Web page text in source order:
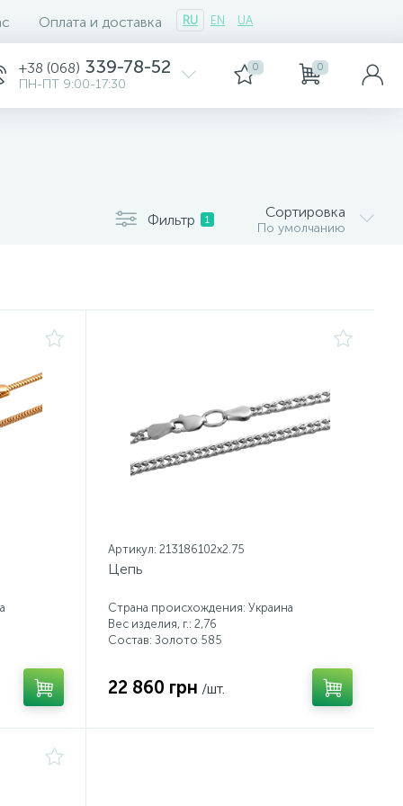
Оплата и доставка RU EN UA
+38 (068) 339-78-52
ПН-ПТ 9:00-17:30
0 0
Фильтр 1 Сортировка
По умолчанию
Артикул: 213186102x2.75
Цепь
Страна происхождения: Украина
Вес изделия, г.: 2,76
Состав: Золото 585
22 860 грн /шт.